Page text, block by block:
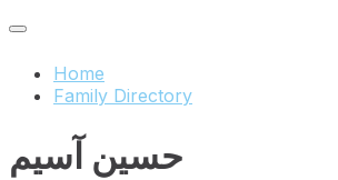
Home
Family Directory
حسین آسیم